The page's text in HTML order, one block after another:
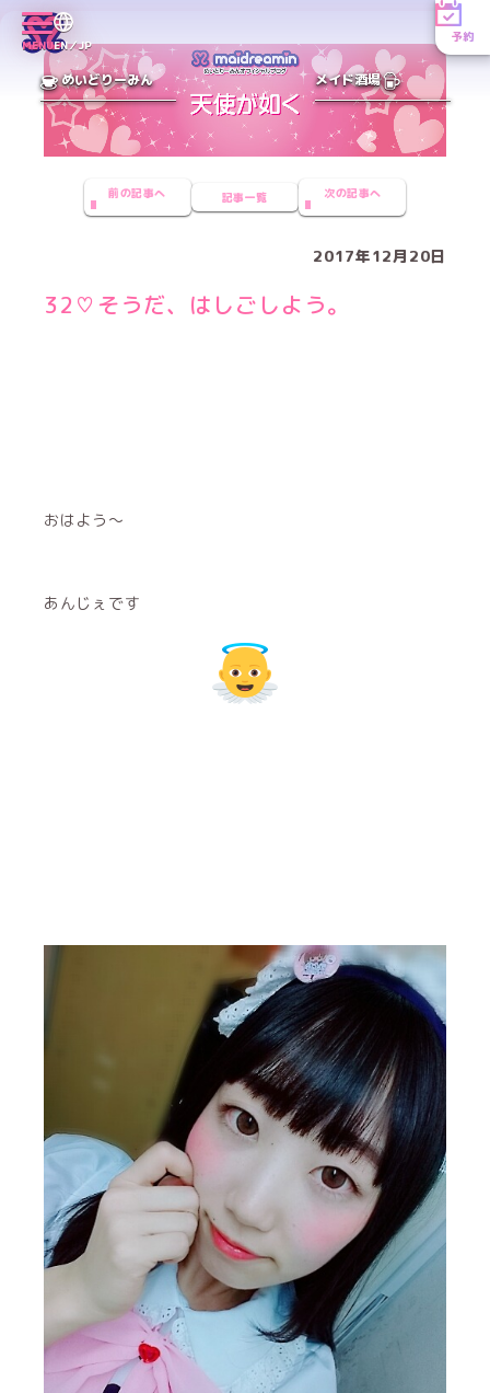
MENUEN／JP
予約
めいどりーみん メイド酒場
前の記事へ 記事一覧 次の記事へ
2017年12月20日
32♡そうだ、はしごしよう。
おはよう～
あんじぇです